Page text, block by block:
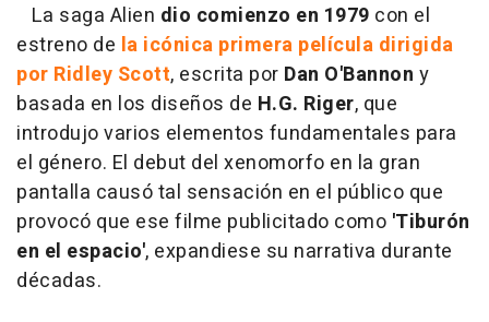
La saga Alien dio comienzo en 1979 con el
estreno de la icónica primera película dirigida
por Ridley Scott, escrita por Dan O'Bannon y
basada en los diseños de H.G. Riger, que
introdujo varios elementos fundamentales para
el género. El debut del xenomorfo en la gran
pantalla causó tal sensación en el público que
provocó que ese filme publicitado como 'Tiburón
en el espacio', expandiese su narrativa durante
décadas.